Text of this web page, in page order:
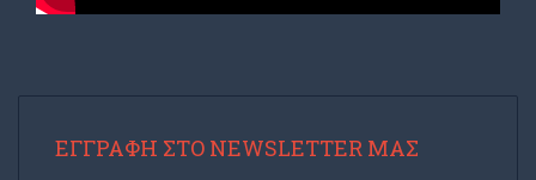
ΕΓΓΡΑΦΉ ΣΤΟ NEWSLETTER ΜΑΣ